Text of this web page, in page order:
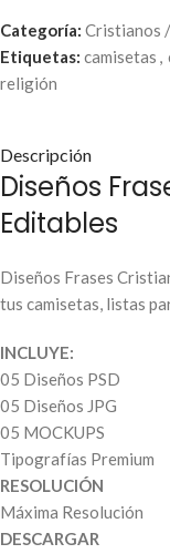
Categoría: Cristianos
Etiquetas: camisetas ,
religión
Descripción
Diseños
Editables
Diseños Frases
tus camisetas, listas
INCLUYE:
05 Diseños PSD
05 Diseños JPG
05 MOCKUPS
Tipografías Premium
RESOLUCIÓN
Máxima Resolución
DESCARGAR